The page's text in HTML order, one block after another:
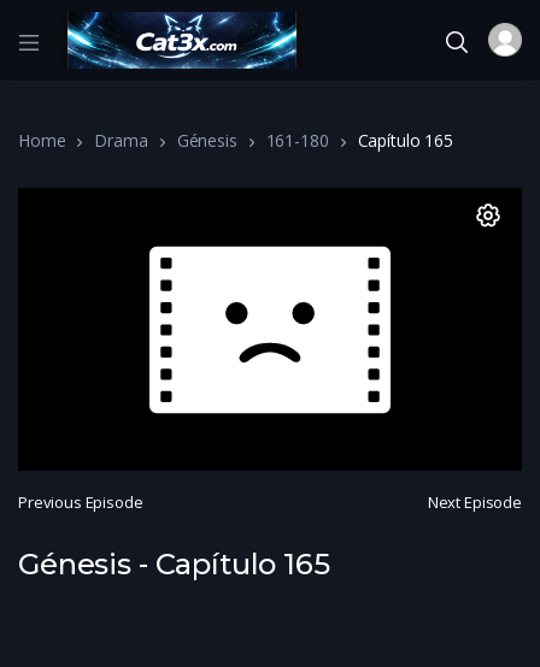
Home Drama Génesis 161-180 Capítulo 165
Previous Episode Next Episode
Génesis - Capítulo 165